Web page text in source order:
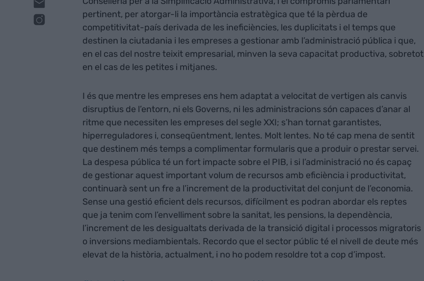
pertinent, per atorgar-li la importància estratègica que té la pèrdua de
competitivitat-país derivada de les ineficiències, les duplicitats i el temps que
destinen la ciutadania i les empreses a gestionar amb l’administració pública i que,
en el cas del nostre teixit empresarial, minven la seva capacitat productiva, sobretot
en el cas de les petites i mitjanes.
I és que mentre les empreses ens hem adaptat a velocitat de vertigen als canvis
disruptius de l’entorn, ni els Governs, ni les administracions són capaces d’anar al
ritme que necessiten les empreses del segle XXI; s’han tornat garantistes,
hiperreguladores i, conseqüentment, lentes. Molt lentes. No té cap mena de sentit
que destinem més temps a complimentar formularis que a produir o prestar servei.
La despesa pública té un fort impacte sobre el PIB, i si l’administració no és capaç
de gestionar aquest important volum de recursos amb eficiència i productivitat,
continuarà sent un fre a l’increment de la productivitat del conjunt de l’economia.
Sense una gestió eficient dels recursos, difícilment es podran abordar els reptes
que ja tenim com l’envelliment sobre la sanitat, les pensions, la dependència,
l’increment de les desigualtats derivada de la transició digital i processos migratoris
o inversions mediambientals. Recordo que el sector públic té el nivell de deute més
elevat de la història, actualment, i no ho podem resoldre tot a cop d’impost.